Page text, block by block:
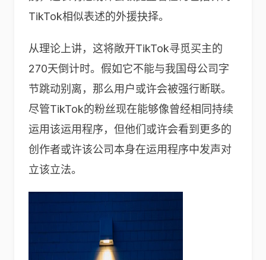
TikTok相似表述的外援抉择。
从理论上讲，这将敞开TikTok寻觅买主的
270天倒计时。假如它不能与我国母公司字
节跳动别离，那么用户或许会被强行断联。
尽管TikTok的粉丝现在能够像曾经相同持续
运用该运用程序，但他们或许会看到更多的
创作者或许该公司本身在运用程序中发声对
立该立法。